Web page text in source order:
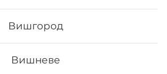
Вишгород
Вишневе